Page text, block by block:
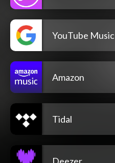
YouTube Music
Amazon
Tidal